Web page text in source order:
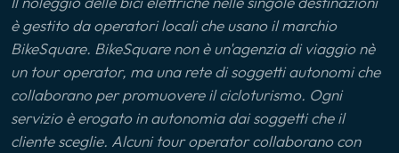
è gestito da operatori locali che usano il marchio
BikeSquare. BikeSquare non è un'agenzia di viaggio nè
un tour operator, ma una rete di soggetti autonomi che
collaborano per promuovere il cicloturismo. Ogni
servizio è erogato in autonomia dai soggetti che il
cliente sceglie. Alcuni tour operator collaborano con